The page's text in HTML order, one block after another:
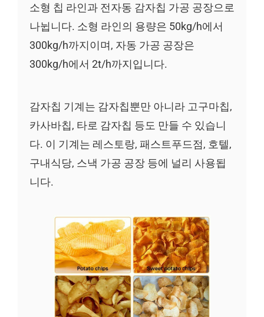
소형 칩 라인과 전자동 감자칩 가공 공장으로
나뉩니다. 소형 라인의 용량은 50kg/h에서
300kg/h까지이며, 자동 가공 공장은
300kg/h에서 2t/h까지입니다.
감자칩 기계는 감자칩뿐만 아니라 고구마칩,
카사바칩, 타로 감자칩 등도 만들 수 있습니
다. 이 기계는 레스토랑, 패스트푸드점, 호텔,
구내식당, 스낵 가공 공장 등에 널리 사용됩
니다.